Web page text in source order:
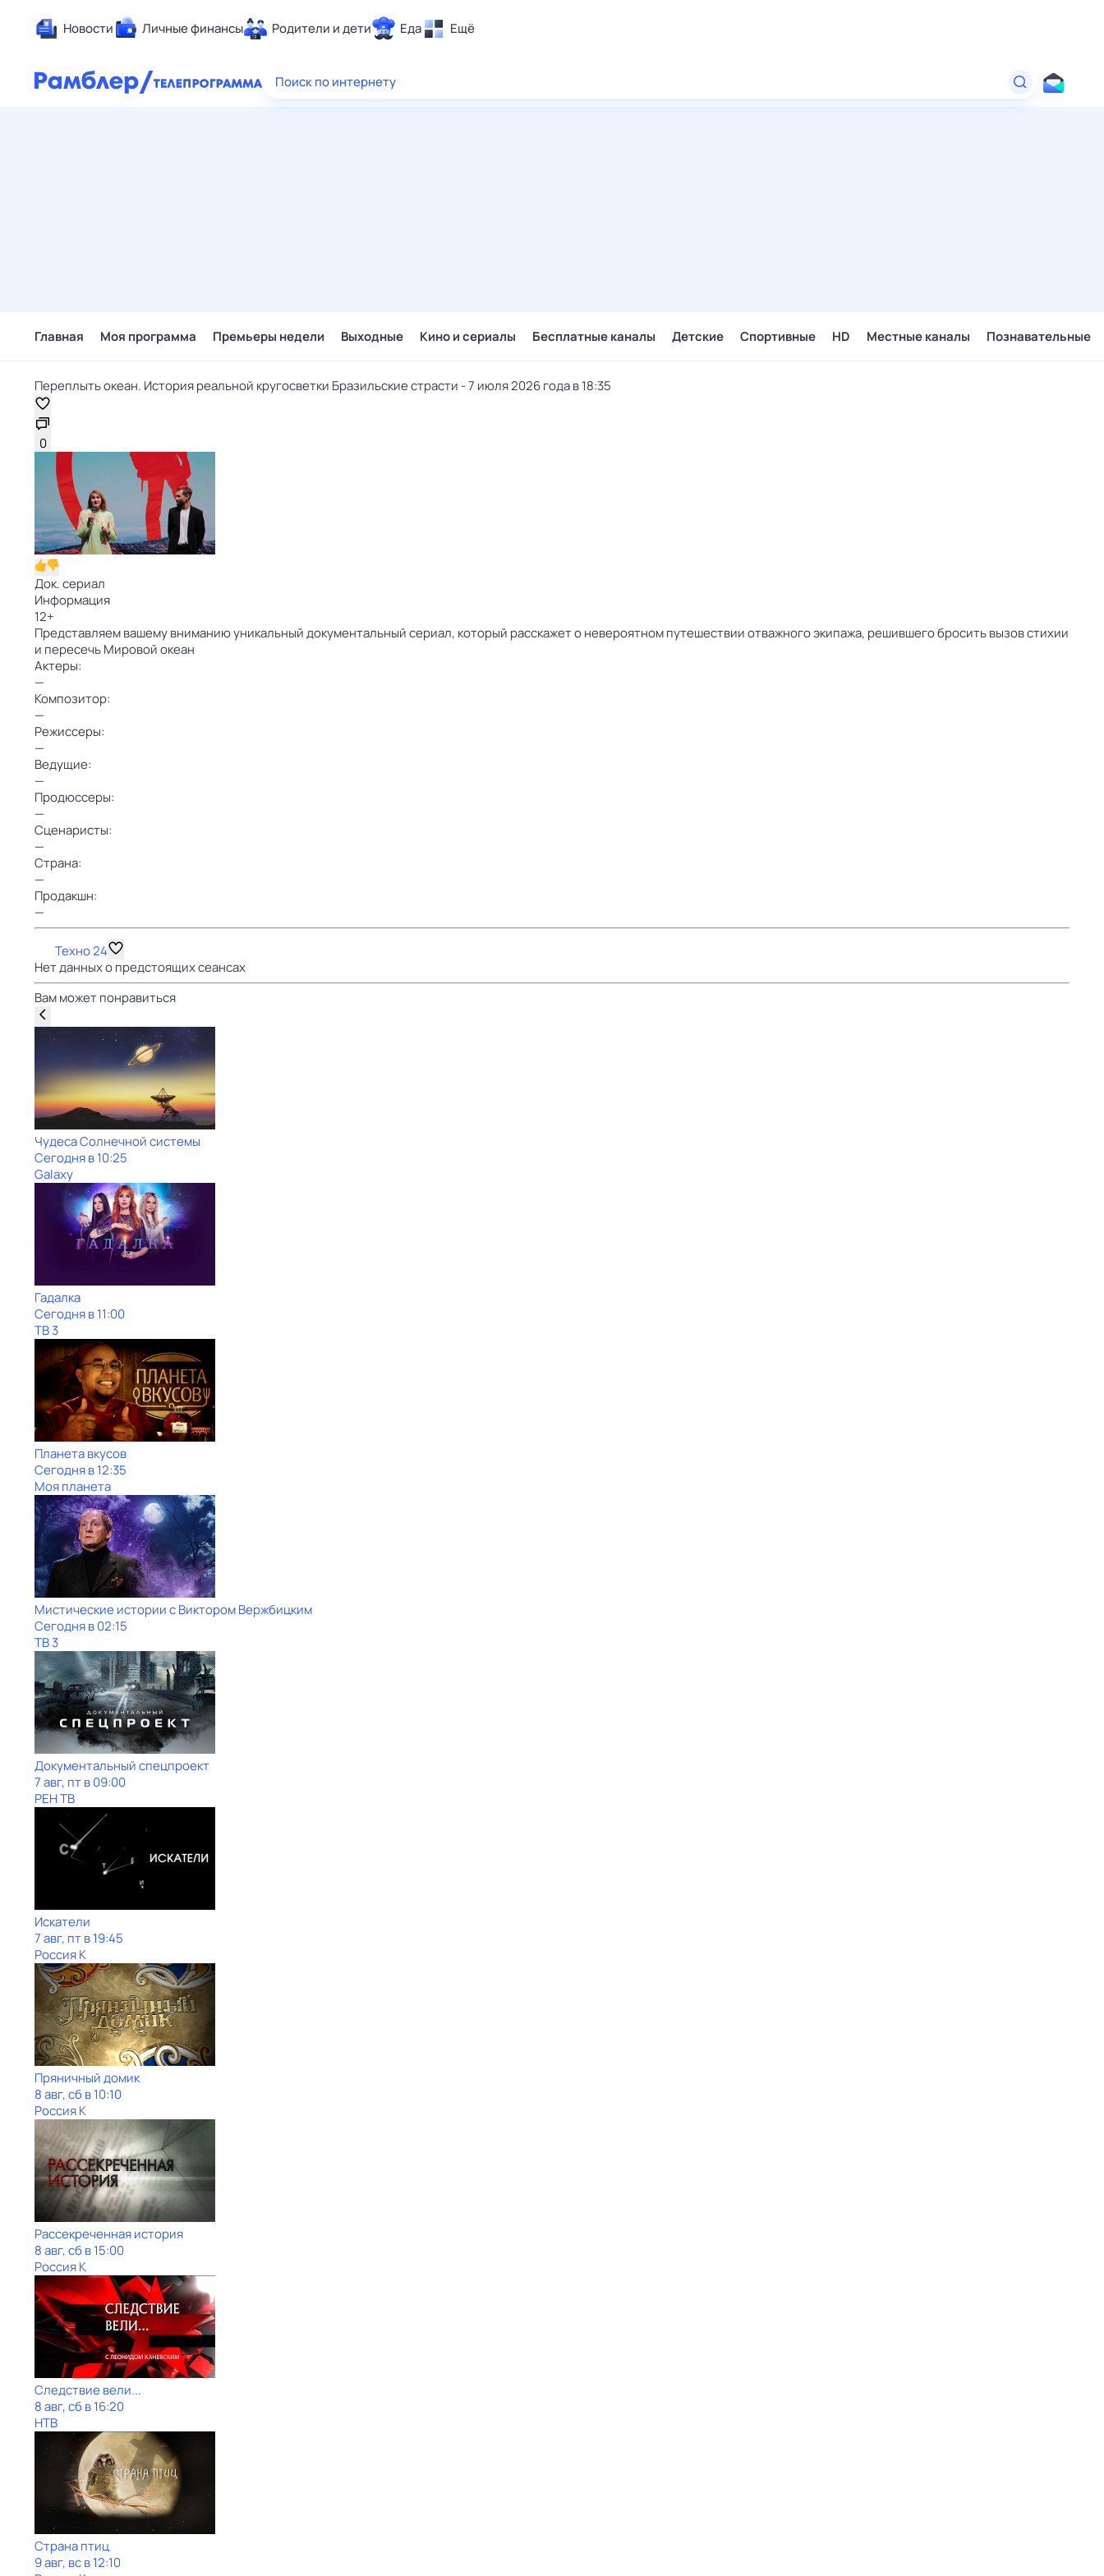
Новости Личные финансы Родители и дети Еда Ещё
Здоровье
Поиск по интернету
Главная Моя программа Премьеры недели Выходные Кино и сериалы Бесплатные каналы Детские Спортивные HD Местные каналы Познавательные
Переплыть океан. История реальной кругосветки Бразильские страсти - 7 июля 2026 года в 18:35
0
Док. сериал
Информация
12+
Представляем вашему вниманию уникальный документальный сериал, который расскажет о невероятном путешествии отважного экипажа, решившего бросить вызов стихии
и пересечь Мировой океан
Актеры:
—
Композитор:
—
Режиссеры:
—
Ведущие:
—
Продюссеры:
—
Сценаристы:
—
Страна:
—
Продакшн:
—
Техно 24
Нет данных о предстоящих сеансах
Вам может понравиться
Чудеса Солнечной системы
Сегодня в 10:25
Galaxy
Гадалка
Сегодня в 11:00
ТВ 3
Планета вкусов
Сегодня в 12:35
Моя планета
Мистические истории с Виктором Вержбицким
Сегодня в 02:15
ТВ 3
Документальный спецпроект
7 авг, пт в 09:00
РЕН ТВ
Искатели
7 авг, пт в 19:45
Россия К
Пряничный домик
8 авг, сб в 10:10
Россия К
Рассекреченная история
8 авг, сб в 15:00
Россия К
Следствие вели...
8 авг, сб в 16:20
НТВ
Страна птиц
9 авг, вс в 12:10